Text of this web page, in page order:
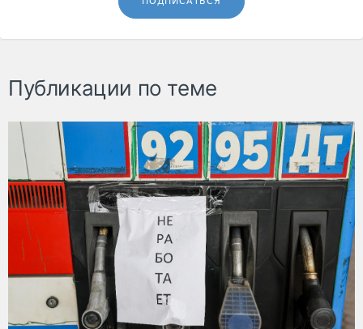
Публикации по теме